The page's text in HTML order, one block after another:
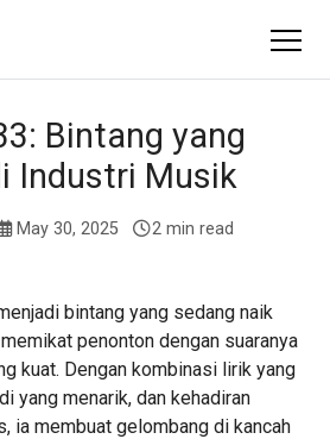
Bintang yang
Industri Musik
May 30, 2025 2 min read
bintang yang sedang naik
penonton dengan suaranya
kuat. Dengan kombinasi lirik yang
yang menarik, dan kehadiran
ia membuat gelombang di kancah